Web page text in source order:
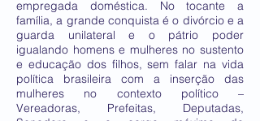
empregada doméstica. No tocante a
família, a grande conquista é o divórcio e a
guarda unilateral e o pátrio poder
igualando homens e mulheres no sustento
e educação dos filhos, sem falar na vida
política brasileira com a inserção das
mulheres no contexto político –
Vereadoras, Prefeitas, Deputadas,